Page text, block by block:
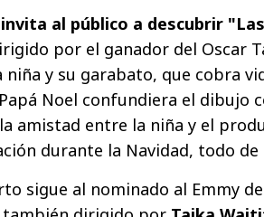
al público a descubrir
por el ganador del Oscar
niña y su garabato, que cobra
Noel confundiera el dibujo
amistad entre la niña y el
durante la Navidad, todo de
sigue al nominado al Emmy